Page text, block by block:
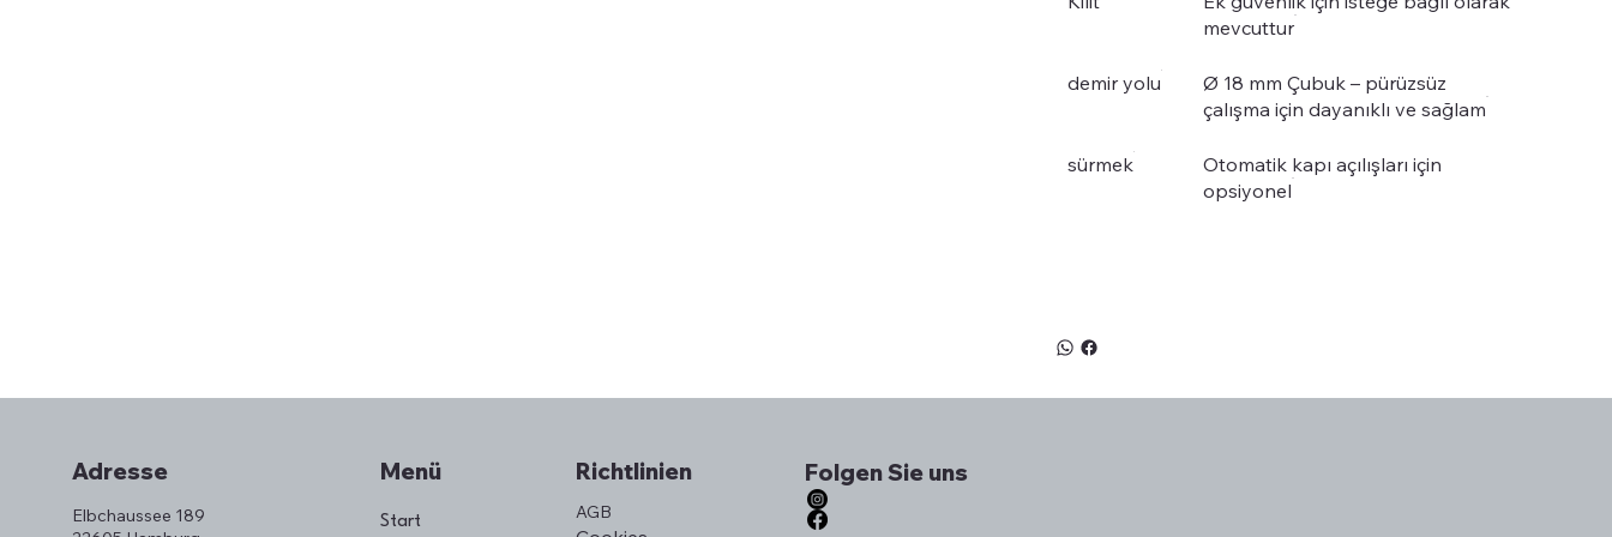
mevcuttur
demir yolu
Ø 18 mm Çubuk – pürüzsüz
çalışma için dayanıklı ve sağlam
sürmek
Otomatik kapı açılışları için
opsiyonel
Elbchaussee 189
Adresse Menü
Start
Richtlinien
AGB
Folgen Sie uns